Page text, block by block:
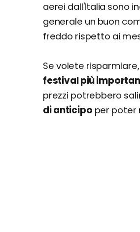
aerei dall'Italia sono
generale un buon
freddo rispetto ai
Se volete
festival più
prezzi potrebbero
di anticipo per poter